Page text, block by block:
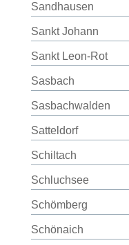
Sandhausen
Sankt Johann
Sankt Leon-Rot
Sasbach
Sasbachwalden
Satteldorf
Schiltach
Schluchsee
Schömberg
Schönaich